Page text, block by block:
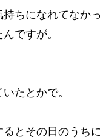
ちになれてなか
ですが。
たとかで。
とその日のうち